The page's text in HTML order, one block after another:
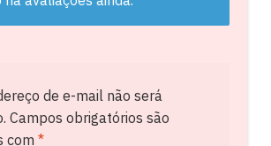
de e-mail não será
Campos obrigatórios são
com *